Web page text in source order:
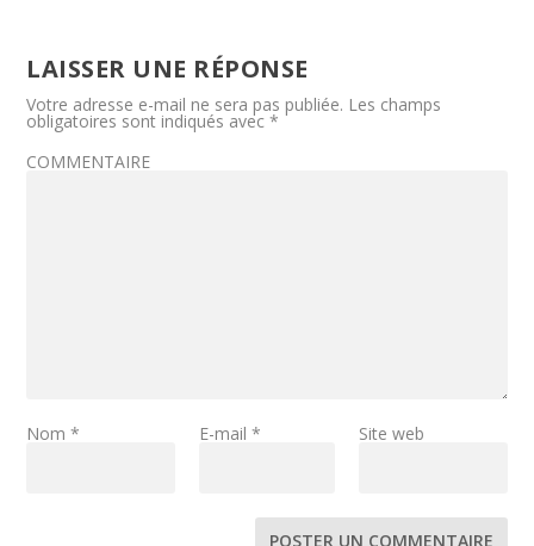
LAISSER UNE RÉPONSE
Votre adresse e-mail ne sera pas publiée. Les champs
obligatoires sont indiqués avec*
COMMENTAIRE
Nom* E-mail * Site web